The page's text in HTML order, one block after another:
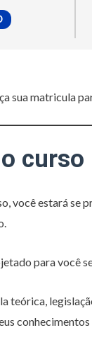
sua matricula
curso
você estará se
para você
teórica,